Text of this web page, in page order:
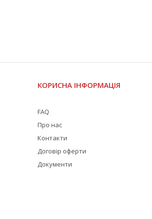
КОРИСНА ІНФОРМАЦІЯ
FAQ
Про нас
Контакти
Договір оферти
Документи